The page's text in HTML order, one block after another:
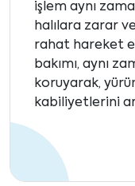
işlem aynı
halılara zarar
rahat hareket
bakımı, aynı
koruyarak,
kabiliyetlerini